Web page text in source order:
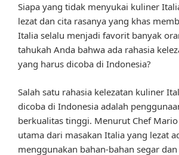
Siapa yang tidak menyukai kuliner
lezat dan cita rasanya yang khas
Italia selalu menjadi favorit banyak
tahukah Anda bahwa ada rahasia
yang harus dicoba di Indonesia?
Salah satu rahasia kelezatan kuliner
dicoba di Indonesia adalah
berkualitas tinggi. Menurut Chef Mario
utama dari masakan Italia yang lezat
menggunakan bahan-bahan segar